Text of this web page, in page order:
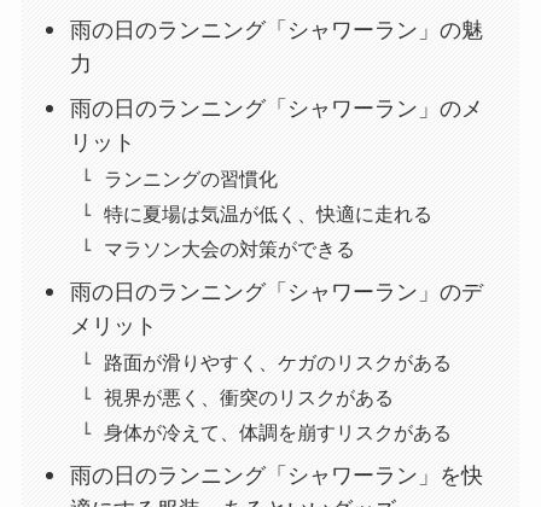
雨の日のランニング「シャワーラン」の魅
力
雨の日のランニング「シャワーラン」のメ
リット
ランニングの習慣化
特に夏場は気温が低く、快適に走れる
マラソン大会の対策ができる
雨の日のランニング「シャワーラン」のデ
メリット
路面が滑りやすく、ケガのリスクがある
視界が悪く、衝突のリスクがある
身体が冷えて、体調を崩すリスクがある
雨の日のランニング「シャワーラン」を快